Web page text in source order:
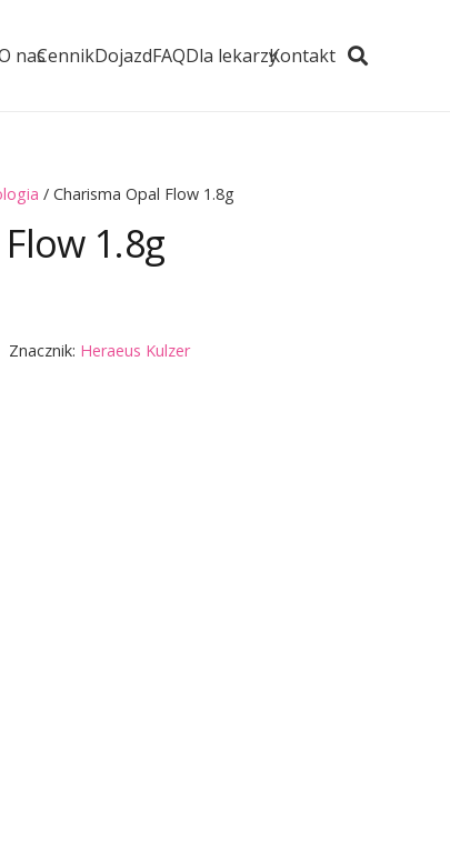
nasCennikDojazdFAQDla lekarzyKontakt
/ Charisma Opal Flow 1.8g
1.8g
Znacznik: Heraeus Kulzer